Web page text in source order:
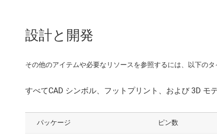
設計と開発
その他のアイテムや必要なリソースを参照するには、以下の
パッケージ ピン数